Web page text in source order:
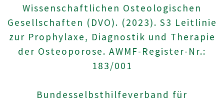
Wissenschaftlichen Osteologischen
Gesellschaften (DVO). (2023). S3 Leitlinie
zur Prophylaxe, Diagnostik und Therapie
der Osteoporose. AWMF-Register-Nr.:
183/001
Bundesselbsthilfeverband für